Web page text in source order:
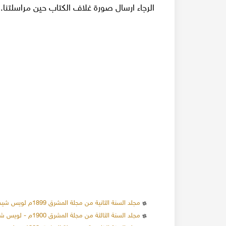
الرجاء ارسال صورة غلاف الكتاب حين مراسلتنا.
مجلد السنة الثانية من مجلة المشرق 1899م لويس شيخو اليسوعي
مجلد السنة الثالثة من مجلة المشرق 1900م - لويس شيخو اليسوعي